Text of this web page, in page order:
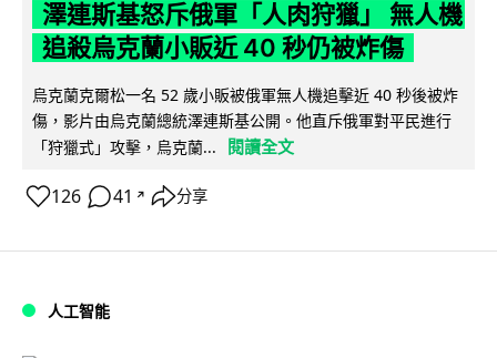
澤連斯基怒斥俄軍「人肉狩獵」 無人機
追殺烏克蘭小販近 40 秒仍被炸傷
烏克蘭克爾松一名 52 歲小販被俄軍無人機追擊近 40 秒後被炸
傷，影片由烏克蘭總統澤連斯基公開。他直斥俄軍對平民進行
「狩獵式」攻擊，烏克蘭...
閱讀全文
126 41 ↗ 分享
人工智能